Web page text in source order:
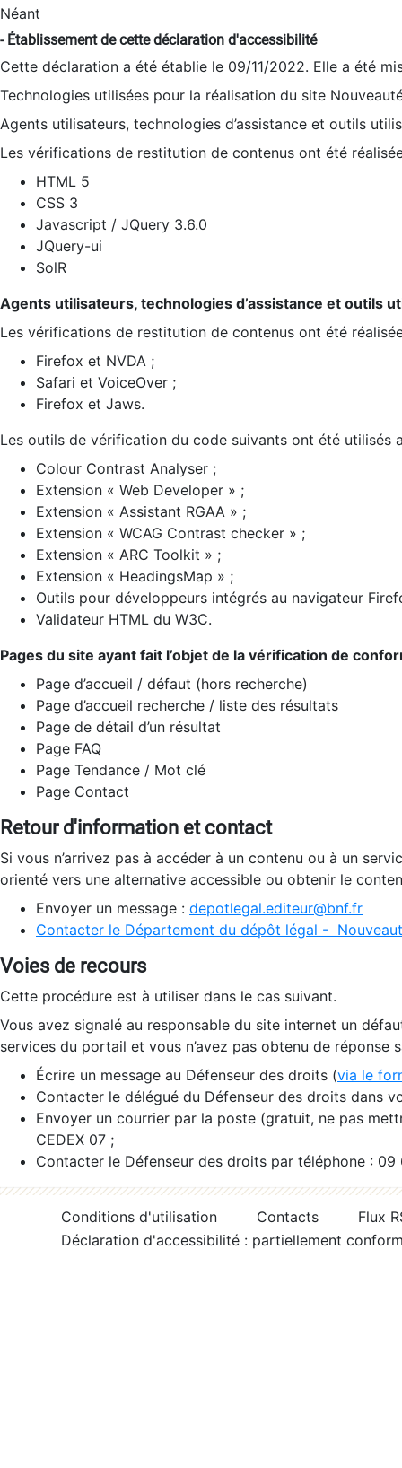
Néant
- Établissement de cette déclaration d'accessibilité
Cette déclaration a été établie le 09/11/2022. Elle a été
Technologies utilisées pour la réalisation du site
Agents utilisateurs, technologies d’assistance et outils
Les vérifications de restitution de contenus ont été
HTML 5
CSS 3
Javascript / JQuery 3.6.0
JQuery-ui
SolR
Agents utilisateurs, technologies d’assistance et outils
Les vérifications de restitution de contenus ont été
Firefox et NVDA ;
Safari et VoiceOver ;
Firefox et Jaws.
Les outils de vérification du code suivants ont été utilisés
Colour Contrast Analyser ;
Extension « Web Developer » ;
Extension « Assistant RGAA » ;
Extension « WCAG Contrast checker » ;
Extension « ARC Toolkit » ;
Extension « HeadingsMap » ;
Outils pour développeurs intégrés au navigateur
Validateur HTML du W3C.
Pages du site ayant fait l’objet de la vérification de
Page d’accueil / défaut (hors recherche)
Page d’accueil recherche / liste des résultats
Page de détail d’un résultat
Page FAQ
Page Tendance / Mot clé
Page Contact
Retour d'information et contact
Si vous n’arrivez pas à accéder à un contenu ou à un
orienté vers une alternative accessible ou obtenir le
Envoyer un message : depotlegal.editeur@bnf.fr
Contacter le Département du dépôt légal -
Voies de recours
Cette procédure est à utiliser dans le cas suivant.
Vous avez signalé au responsable du site internet un
services du portail et vous n’avez pas obtenu de réponse
Écrire un message au Défenseur des droits (via le
Contacter le délégué du Défenseur des droits dans
Envoyer un courrier par la poste (gratuit, ne pas
CEDEX 07 ;
Contacter le Défenseur des droits par téléphone :
Conditions d'utilisation Contacts
Flux
Déclaration d'accessibilité : partiellement